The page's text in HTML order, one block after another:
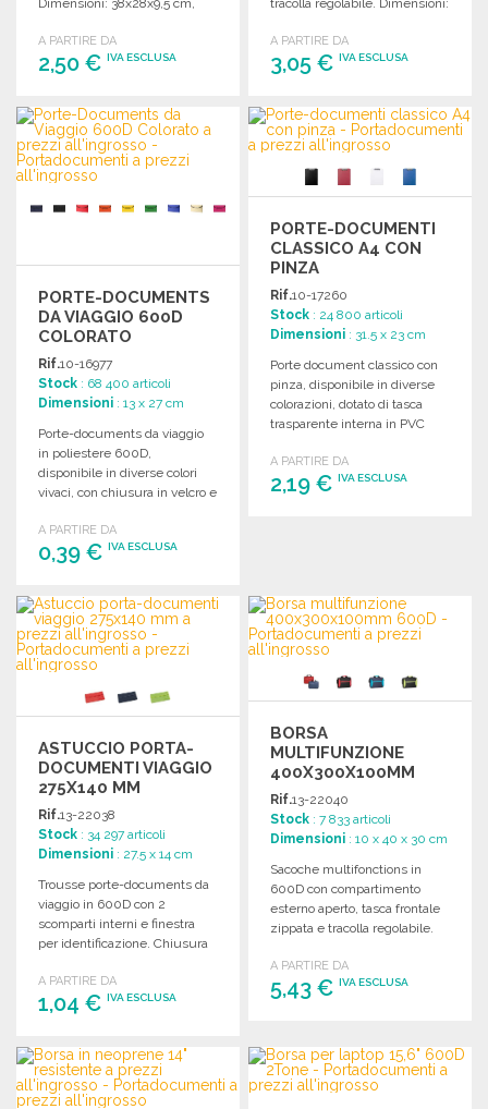
Dimensioni: 38x28x9,5 cm,
A PARTIRE DA
2,50 € IVA ESCLUSA
ORDINARE
Richiedi un preventivo
tracolla regolabile. Dimensioni:
A PARTIRE DA
3,05 €IVA ESCLUSA
ORDINARE
Richiedi un preventivo
PORTE-DOCUMENTS
DA VIAGGIO 600D
COLORATO
Rif.10-16977
Stock : 68 400 articoli
Dimensioni : 13 x 27 cm
Porte-documents da viaggio
in poliestere 600D,
disponibile in diverse colori
vivaci, con chiusura in velcro e
A PARTIRE DA
0,39 € IVA ESCLUSA
ORDINARE
Richiedi un preventivo
PORTE-DOCUMENTI
CLASSICO A4 CON
PINZA
Rif.10-17260
Stock : 24 800 articoli
Dimensioni : 31.5 x 23 cm
Porte document classico con
pinza, disponibile in diverse
colorazioni, dotato di tasca
trasparente interna in PVC
A PARTIRE DA
2,19 €IVA ESCLUSA
ASTUCCIO PORTA-
DOCUMENTI VIAGGIO
275X140 MM
Rif.13-22038
Stock : 34 297 articoli
Dimensioni : 27.5 x 14 cm
Trousse porte-documents da
viaggio in 600D con 2
scomparti interni e finestra
per identificazione. Chiusura
140 mm.
A PARTIRE DA
1,04 € IVA ESCLUSA
ORDINARE
Richiedi un preventivo
BORSA
MULTIFUNZIONE
400X300X100MM
600D A PREZZI
ALL'INGROSSO
Rif.13-22040
Stock : 7 833 articoli
Dimensioni : 10 x 40 x 30 cm
Sacoche multifonctions in
600D con compartimento
esterno aperto, tasca frontale
zippata e tracolla regolabile.
mm.
A PARTIRE DA
5,43 €IVA ESCLUSA
Richiedi un preventivo